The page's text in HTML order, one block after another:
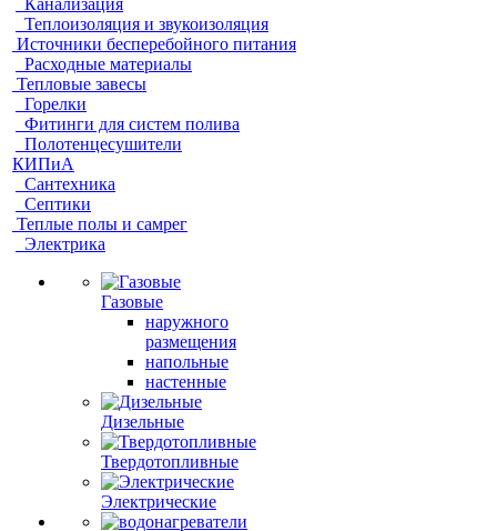
Канализация
Теплоизоляция и звукоизоляция
Источники бесперебойного питания
Расходные материалы
Тепловые завесы
Горелки
Фитинги для систем полива
Полотенцесушители
КИПиА
Сантехника
Септики
Теплые полы и самрег
Электрика
Газовые
наружного
размещения
напольные
настенные
Дизельные
Твердотопливные
Электрические